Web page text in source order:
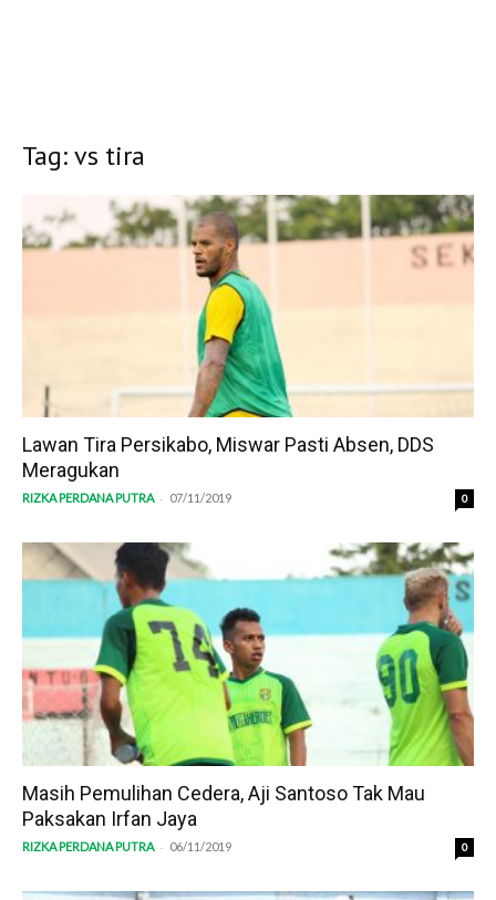
Tag: vs tira
Lawan Tira Persikabo, Miswar Pasti Absen, DDS
Meragukan
RIZKA PERDANA PUTRA - 07/11/2019 0
Masih Pemulihan Cedera, Aji Santoso Tak Mau
Paksakan Irfan Jaya
RIZKA PERDANA PUTRA - 06/11/2019 0